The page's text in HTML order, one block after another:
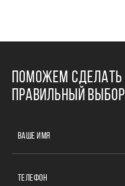
ПОМОЖЕМ СДЕЛАТЬ
ПРАВИЛЬНЫЙ ВЫБОР
ВАШЕ ИМЯ
ТЕЛЕФОН